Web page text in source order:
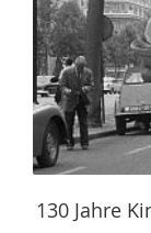
130 Jahre